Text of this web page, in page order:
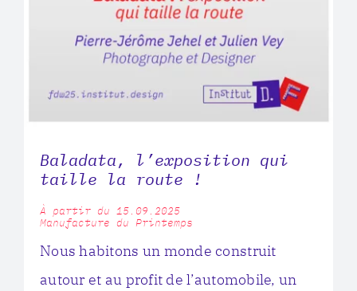
Baladata, l’exposition qui
taille la route !
À partir du 15.09.2025
Manufacture du Printemps
Nous habitons un monde construit
autour et au profit de l’automobile, un